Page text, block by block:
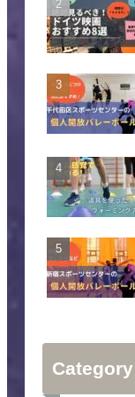
Category